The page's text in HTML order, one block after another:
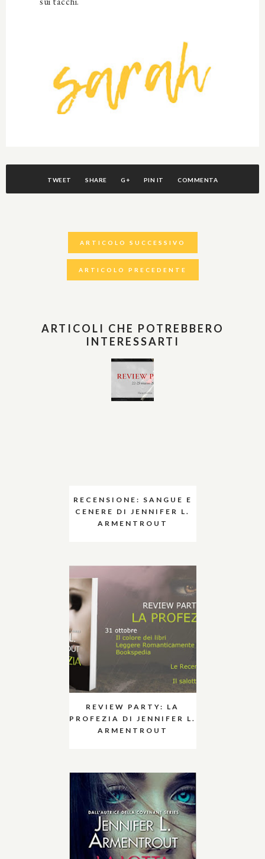
TWEET SHARE G+ PIN IT COMMENTA
ARTICOLO SUCCESSIVO
ARTICOLO PRECEDENTE
ARTICOLI CHE POTREBBERO
INTERESSARTI
RECENSIONE: SANGUE E
CENERE DI JENNIFER L.
ARMENTROUT
REVIEW PARTY: LA
PROFEZIA DI JENNIFER L.
ARMENTROUT